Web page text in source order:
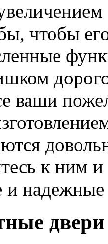
чтобы
ваши
к ним
и
двери